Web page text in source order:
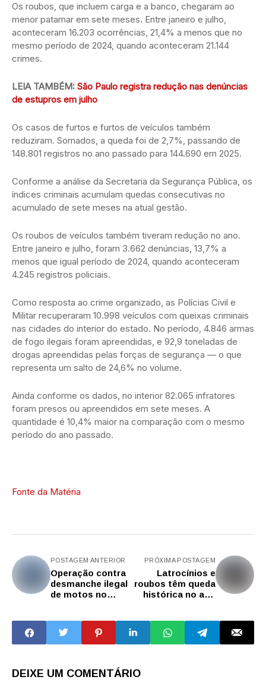
Os roubos, que incluem carga e a banco, chegaram ao
menor patamar em sete meses. Entre janeiro e julho,
aconteceram 16.203 ocorrências, 21,4% a menos que no
mesmo período de 2024, quando aconteceram 21.144
crimes.
LEIA TAMBÉM: São Paulo registra redução nas denúncias
de estupros em julho
Os casos de furtos e furtos de veículos também
reduziram. Somados, a queda foi de 2,7%, passando de
148.801 registros no ano passado para 144.690 em 2025.
Conforme a análise da Secretaria da Segurança Pública, os
índices criminais acumulam quedas consecutivas no
acumulado de sete meses na atual gestão.
Os roubos de veículos também tiveram redução no ano.
Entre janeiro e julho, foram 3.662 denúncias, 13,7% a
menos que igual período de 2024, quando aconteceram
4.245 registros policiais.
Como resposta ao crime organizado, as Polícias Civil e
Militar recuperaram 10.998 veículos com queixas criminais
nas cidades do interior do estado. No período, 4.846 armas
de fogo ilegais foram apreendidas, e 92,9 toneladas de
drogas apreendidas pelas forças de segurança — o que
representa um salto de 24,6% no volume.
Ainda conforme os dados, no interior 82.065 infratores
foram presos ou apreendidos em sete meses. A
quantidade é 10,4% maior na comparação com o mesmo
período do ano passado.
Fonte da Matéria
POSTAGEM ANTERIOR
Operação contra
desmanche ilegal
de motos no
presos
PRÓXIMA POSTAGEM
Latrocínios e
roubos têm queda
histórica no ano
DEIXE UM COMENTÁRIO